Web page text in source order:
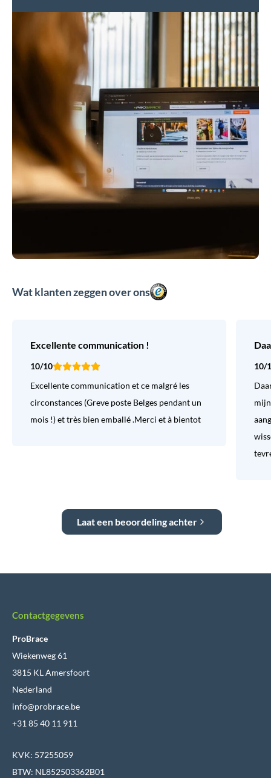
Wat klanten zeggen over ons
Excellente communication !
10/10
Excellente communication et ce malgré les
circonstances (Greve poste Belges pendant un
mois !) et très bien emballé .Merci et à bientot
10/
Laat een beoordeling achter
Contactgegevens
ProBrace
Wiekenweg 61
3815 KL Amersfoort
Nederland
info@probrace.be
+31 85 40 11 911
KVK: 57255059
BTW: NL852503362B01